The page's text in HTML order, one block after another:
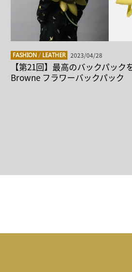
FASHION / LEATHER 2023/04/28
【第21回】最高のバックパック
Browne フラワーバックパック